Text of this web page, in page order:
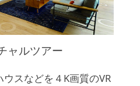
ャルツアー
スなどを４K画質のVR